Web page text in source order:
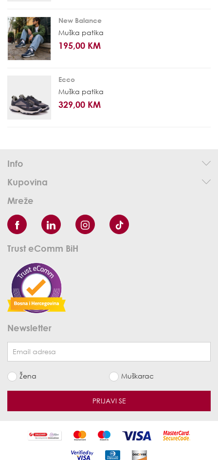
New Balance
Muška patika
195,00 KM
Ecco
Muška patika
329,00 KM
Info
Kupovina
Mreže
Trust eComm BiH
Newsletter
Žena Muškarac
PRIJAVI SE